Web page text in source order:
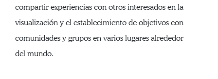
compartir experiencias con otros interesados en la
visualización y el establecimiento de objetivos con
comunidades y grupos en varios lugares alrededor
del mundo.